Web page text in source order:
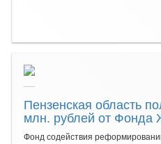
Пензенская область
млн. рублей от Фонда
Фонд содействия